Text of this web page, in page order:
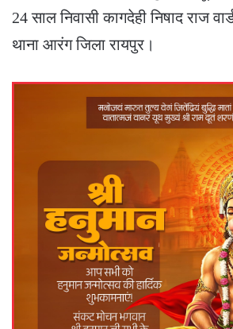
24 साल निवासी कागदेही निषाद राज
थाना आरंग जिला रायपुर।